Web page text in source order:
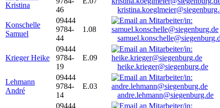
Kristina
46
Konschelle
Samuel
09444
9784-
44
1.08
Krieger Heike
09444
9784-
19
E.09
heike.krieger@siegenburg.de
Lehmann
André
09444
9784-
14
E.03
andre.lehmann@siegenburg.de
09444